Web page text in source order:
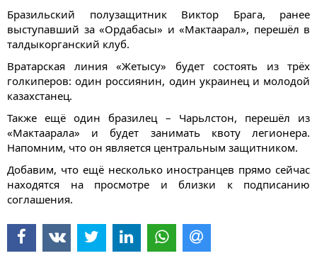
Бразильский полузащитник Виктор Брага, ранее
выступавший за «Ордабасы» и «Мактаарал», перешёл в
талдыкорганский клуб.
Вратарская линия «Жетысу» будет состоять из трёх
голкиперов: один россиянин, один украинец и молодой
казахстанец.
Также ещё один бразилец – Чарьлстон, перешёл из
«Мактаарала» и будет занимать квоту легионера.
Напомним, что он является центральным защитником.
Добавим, что ещё несколько иностранцев прямо сейчас
находятся на просмотре и близки к подписанию
соглашения.